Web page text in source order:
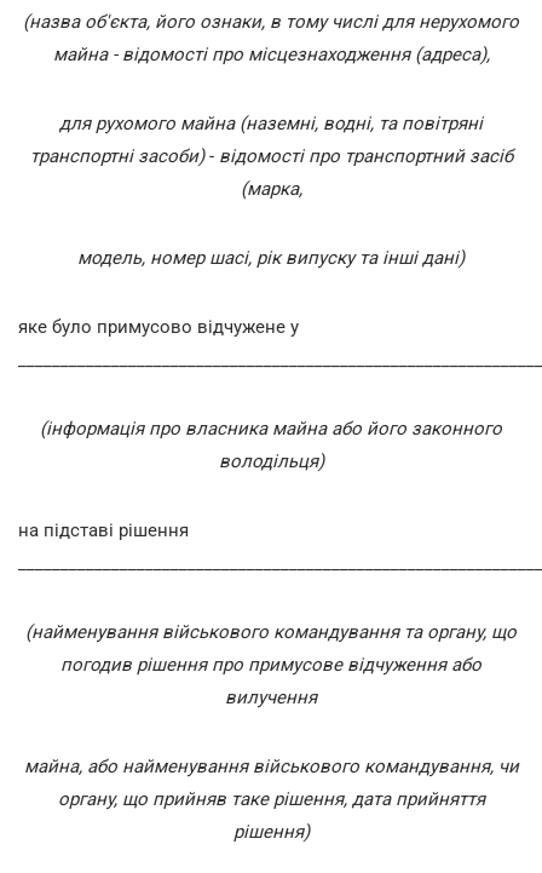
(назва об'єкта, його ознаки, в тому числі для нерухомого
майна - відомості про місцезнаходження (адреса),
для рухомого майна (наземні, водні, та повітряні
транспортні засоби)-відомості про транспортний засіб
(марка,
модель, номер шасі, рік випуску та інші дані)
яке було примусово відчужене у
(інформація про власника майна або його законного
володільця)
на підставі рішення
(найменування військового командування та органу, що
погодив рішення про примусове відчуження або
вилучення
майна, або найменування військового командування, чи
органу, що прийняв таке рішення, дата прийняття
рішення)